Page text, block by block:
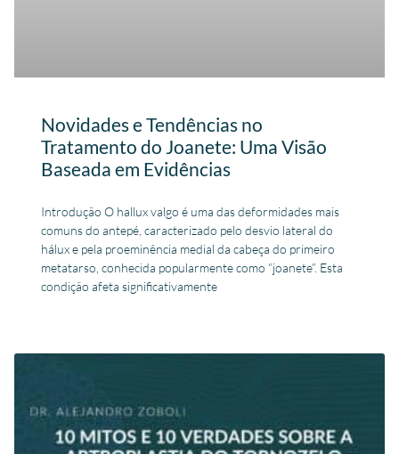
Novidades e Tendências no
Tratamento do Joanete: Uma Visão
Baseada em Evidências
Introdução O hallux valgo é uma das deformidades mais
comuns do antepé, caracterizado pelo desvio lateral do
hálux e pela proeminência medial da cabeça do primeiro
metatarso, conhecida popularmente como “joanete”. Esta
condição afeta significativamente